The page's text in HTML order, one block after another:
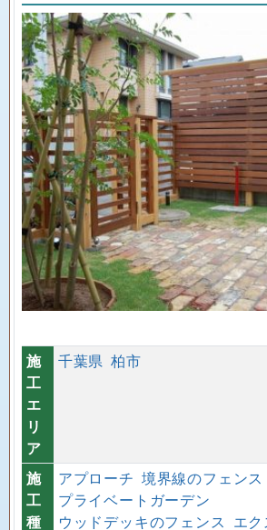
施
工
エ
リ
ア
千葉県 柏市
施
工
種
アプローチ 境界線のフェンス
プライベートガーデン
ウッドデッキのフェンス エ